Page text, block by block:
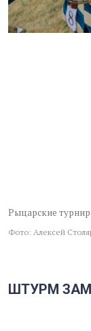
Рыцарские
Фото: Алексей
ШТУРМ